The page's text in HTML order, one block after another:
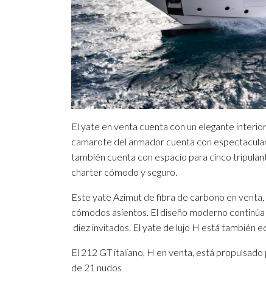
El yate en venta cuenta con un elegante
camarote del armador cuenta con
también cuenta con espacio para cinco
charter cómodo y seguro.
Este yate Azimut de fibra de carbono en
cómodos asientos. El diseño moderno
diez invitados. El yate de lujo H está también
El 212 GT italiano, H en venta, está
de 21 nudos